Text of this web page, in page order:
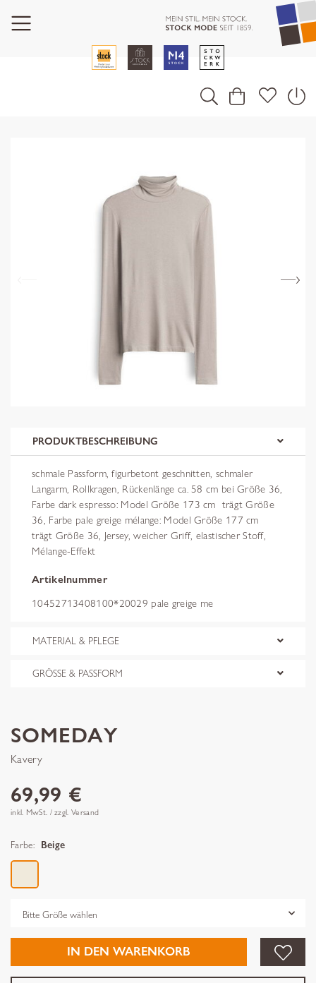
PRODUKTBESCHREIBUNG
schmale Passform, figurbetont geschnitten, schmaler
Langarm, Rollkragen, Rückenlänge ca. 58 cm bei Größe 36,
Farbe dark espresso: Model Größe 173 cm  trägt Größe
36, Farbe pale greige mélange: Model Größe 177 cm 
trägt Größe 36, Jersey, weicher Griff, elastischer Stoff,
Mélange-Effekt
Artikelnummer
10452713408100*20029 pale greige me
MATERIAL & PFLEGE
GRÖSSE & PASSFORM
SOMEDAY
Kavery
69,99 €
inkl. MwSt. / zzgl. Versand
Farbe: Beige
IN DEN WARENKORB